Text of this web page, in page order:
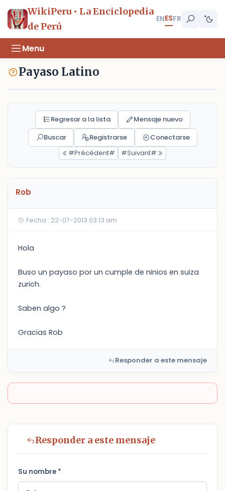
WikiPeru • La Enciclopedia
de Perú
ENESFR
Menu
Payaso Latino
Regresar a la lista
Mensaje nuevo
Buscar
Registrarse
Conectarse
#Précédent#
#Suivant#
Rob
Fecha : 22-07-2013 03:13 am
Hola
Buso un payaso por un cumple de ninios en suiza
zurich.
Saben algo ?
Gracias Rob
Responder a este mensaje
Responder a este mensaje
Su nombre *